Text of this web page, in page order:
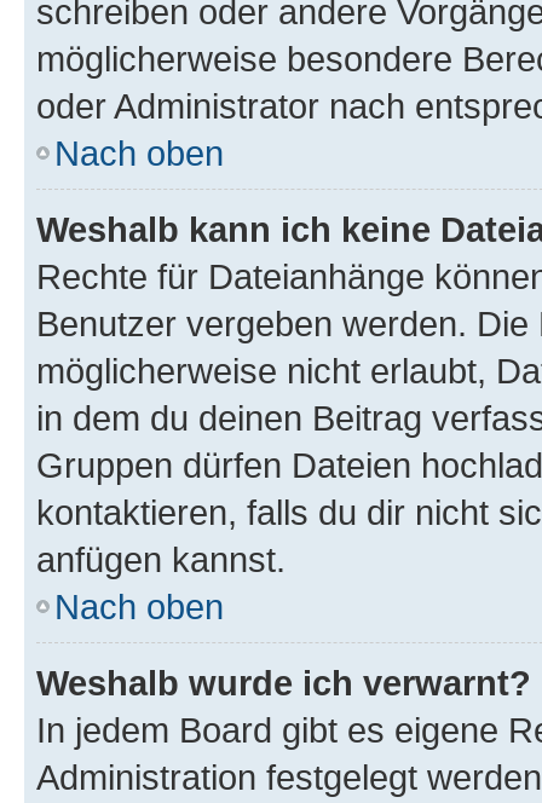
schreiben oder andere
möglicherweise besondere
oder Administrator nach
Nach oben
Weshalb kann ich keine
Rechte für Dateianhänge
Benutzer vergeben werden.
möglicherweise nicht erlaubt,
in dem du deinen Beitrag
Gruppen dürfen Dateien
kontaktieren, falls du dir nicht
anfügen kannst.
Nach oben
Weshalb wurde ich verwarnt?
In jedem Board gibt es eigene
Administration festgelegt